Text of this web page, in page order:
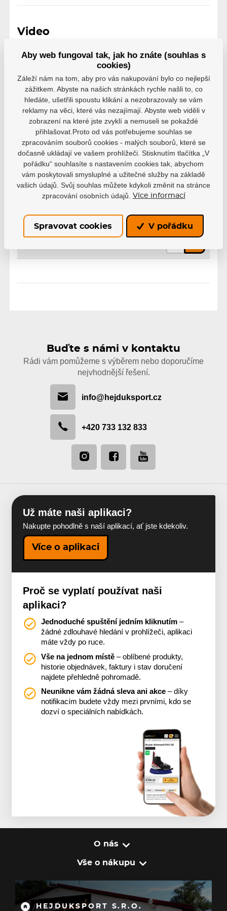
Video
Varianty
PS26
EAN: 4040333475294
Buďte s námi v kontaktu
Rádi vám pomůžeme s výběrem nebo doporučíme
nejvhodnější řešení.
info@hejduksport.cz
+420 733 132 833
Už máte naši aplikaci?
Nakupte pohodlně s naší aplikací, ať jste kdekoliv.
Více o aplikaci
Proč se vyplatí používat naši
aplikaci?
Jednoduché spuštění jedním kliknutím –
žádné zdlouhavé hledání v prohlížeči, aplikaci
máte vždy po ruce.
Vše na jednom místě – oblíbené produkty,
historie objednávek, faktury i stav doručení
najdete přehledně pohromadě.
Neunikne vám žádná sleva ani akce – díky
notifikacím budete vždy mezi prvními, kdo se
dozví o speciálních nabídkách.
O nás
Vše o nákupu
HEJDUKSPORT S.R.O.
Aby web fungoval tak, jak ho znáte (souhlas s
cookies)
Záleží nám na tom, aby pro vás nakupování bylo co nejlepší
zážitkem. Abyste na našich stránkách rychle našli to, co
hledáte, ušetřili spoustu klikání a nezobrazovaly se vám
reklamy na věci, které vás nezajímají. Abyste web viděli v
zobrazení na které jste zvyklí a nemuseli se pokaždé
přihlašovat.Proto od vás potřebujeme souhlas se
zpracováním souborů cookies - malých souborů, které se
dočasně ukládají ve vašem prohlížeči. Stisknutím tlačítka „V
pořádku“ souhlasíte s nastavením cookies tak, abychom
vám poskytovali smysluplné a užitečné služby na základě
vašich údajů. Svůj souhlas můžete kdykoli změnit na stránce
zpracování osobních údajů.
Více informací
Spravovat cookies V pořádku